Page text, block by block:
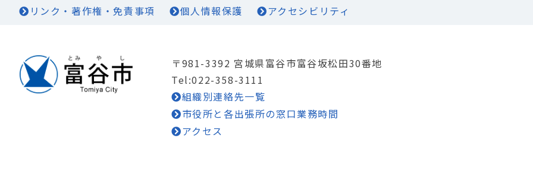
リンク・著作権・免責事項 個人情報保護 アクセシビリティ
〒981-3392 宮城県富谷市富谷坂松田30番地
Tel:022-358-3111
組織別連絡先一覧
市役所と各出張所の窓口業務時間
アクセス